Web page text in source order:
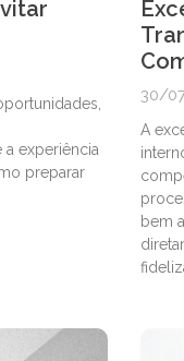
experiência
preparar
30/
A
bem